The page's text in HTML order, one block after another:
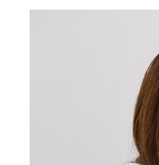
一
70代のグランドデザイン